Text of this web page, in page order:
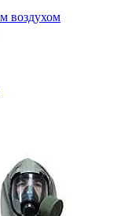
воздухом